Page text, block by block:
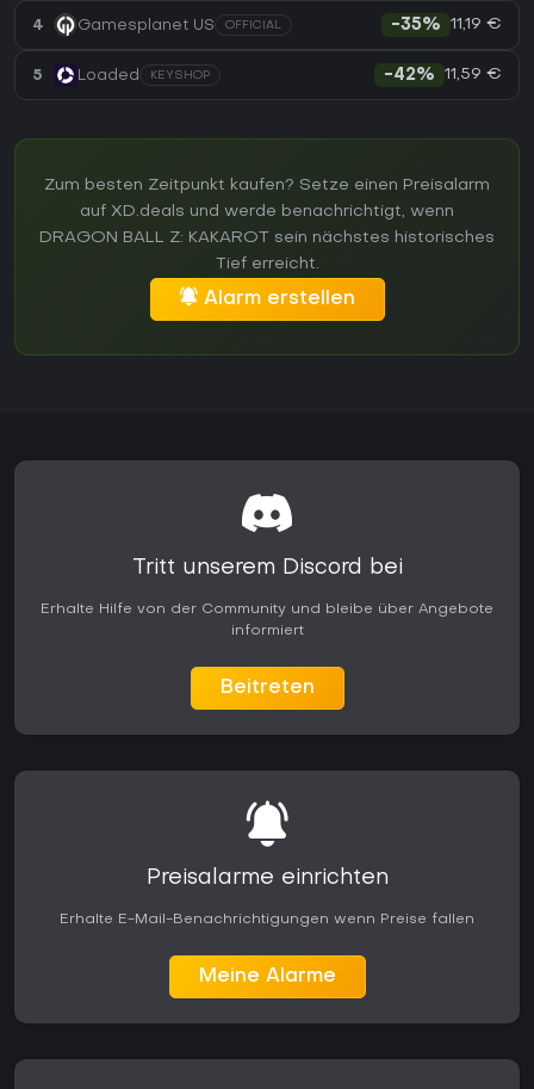
4 Gamesplanet US OFFICIAL -35% 11,19 €
5 Loaded KEYSHOP -42% 11,59 €
Zum besten Zeitpunkt kaufen? Setze einen Preisalarm
auf XD.deals und werde benachrichtigt, wenn
DRAGON BALL Z: KAKAROT sein nächstes historisches
Tief erreicht.
Alarm erstellen
Tritt unserem Discord bei
Erhalte Hilfe von der Community und bleibe über Angebote
informiert
Beitreten
Preisalarme einrichten
Erhalte E-Mail-Benachrichtigungen wenn Preise fallen
Meine Alarme